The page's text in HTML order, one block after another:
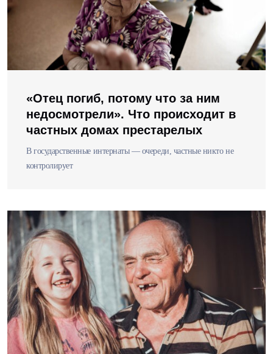
«Отец погиб, потому что за ним
недосмотрели». Что происходит в
частных домах престарелых
В государственные интернаты — очереди, частные никто не
контролирует